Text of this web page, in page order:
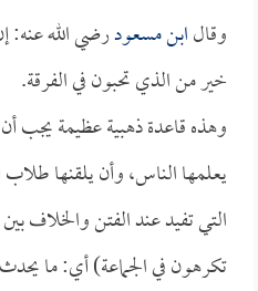
وقالابن مسعودرضي الله عنه:
خير من الذي تحبون في الفرقة.
وهذه قاعدة ذهبية عظيمة يجب
يعلمها الناس، وأن يلقنها
التي تفيد عند الفتن والخلاف
تكرهون في الجماعة) أي: ما يحدث